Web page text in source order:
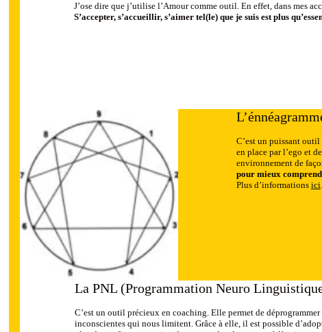
J’ose dire que j’utilise l’Amour comme outil. En effet, dans mes
S’accepter, s’accueillir, s’aimer tel(le) que je suis est plus
C’est un puissant
en place par l’ego et
environnement de
pour mieux
Plus d’informations ici.
La PNL (Programmation Neuro
C’est un outil précieux en coaching. Elle permet de
inconscientes qui nous limitent. Grâce à elle, il est possible